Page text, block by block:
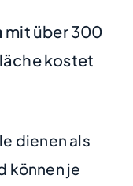
mit über 300
kostet
dienen als
können je